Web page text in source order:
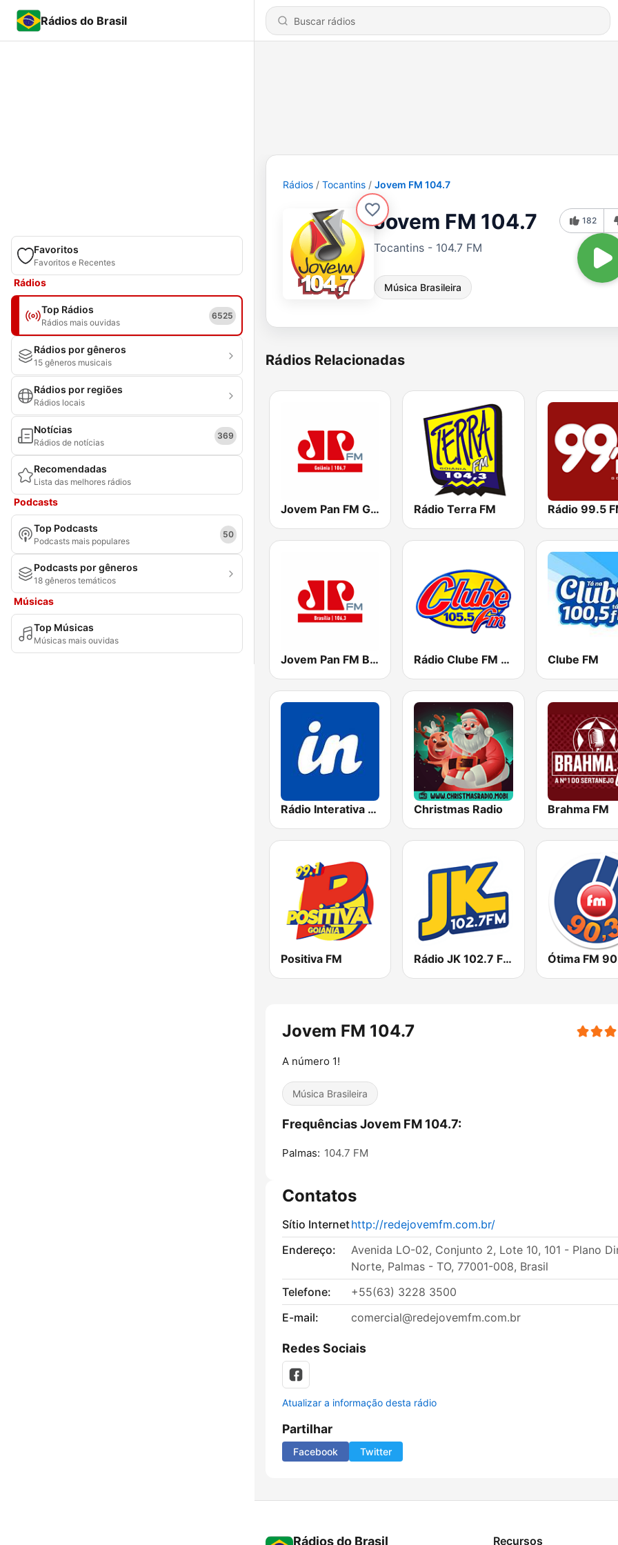
Rádios do Brasil
Favoritos
Favoritos e Recentes
Rádios
Top Rádios
Rádios mais ouvidas
6525
Rádios por gêneros
15 gêneros musicais
Rádios por regiões
Rádios locais
Notícias
Rádios de notícias
369
Recomendadas
Lista das melhores rádios
Podcasts
Top Podcasts
Podcasts mais populares
50
Podcasts por gêneros
18 gêneros temáticos
Músicas
Top Músicas
Músicas mais ouvidas
Rádios Tocantins Jovem FM 104.7
Jovem FM 104.7
Tocantins - 104.7 FM
Música Brasileira
182
Rádios Relacionadas
Jovem Pan FM Goiânia Rádio Terra FM Rádio 99.5
Jovem Pan FM Brasília Rádio Clube FM - Brasília 105.5 Clube FM
Rádio Interativa FM 94.9 Christmas Radio Brahma FM
Positiva FM Rádio JK 102.7 FM Ótima FM
Jovem FM 104.7
A número 1!
Música Brasileira
Frequências Jovem FM 104.7:
Palmas: 104.7 FM
Contatos
Sítio Internethttp://redejovemfm.com.br/
Endereço:
Avenida LO-02, Conjunto 2, Lote 10, 101 - Plano
Norte, Palmas - TO, 77001-008, Brasil
Telefone:
+55(63) 3228 3500
E-mail:
comercial@redejovemfm.com.br
Redes Sociais
Atualizar a informação desta rádio
Partilhar
Facebook Twitter
Rádios do Brasil Recursos